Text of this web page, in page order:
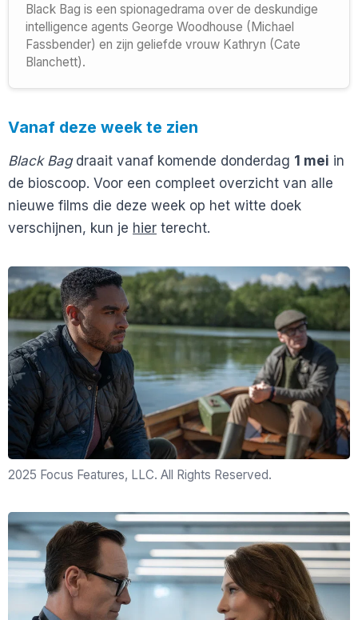
Black Bag is een spionagedrama over de deskundige
intelligence agents George Woodhouse (Michael
Fassbender) en zijn geliefde vrouw Kathryn (Cate
Blanchett).
Vanaf deze week te zien
Black Bagdraait vanaf komende donderdag 1 mei in
de bioscoop. Voor een compleet overzicht van alle
nieuwe films die deze week op het witte doek
verschijnen, kun je hier terecht.
2025 Focus Features, LLC. All Rights Reserved.